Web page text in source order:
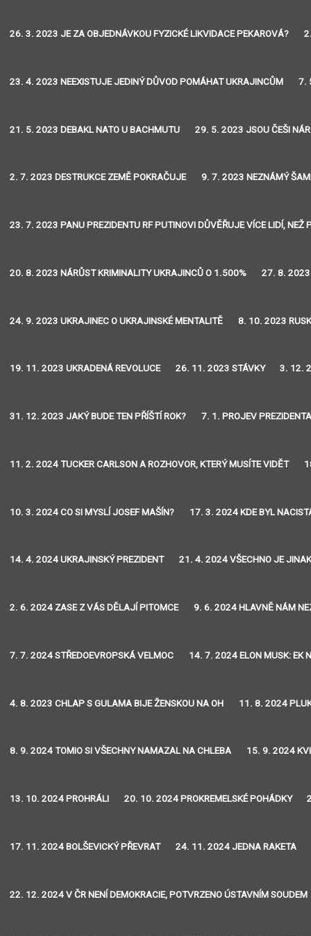
26. 3. 2023 JE ZA OBJEDNÁVKOU FYZICKÉ LIKVIDACE PEKAROVÁ?
23. 4. 2023 NEEXISTUJE JEDINÝ DŮVOD POMÁHAT UKRAJINCŮM 7.
21. 5. 2023 DEBAKL NATO U BACHMUTU 29. 5. 2023 JSOU ČEŠI
2. 7. 2023 DESTRUKCE ZEMĚ POKRAČUJE 9. 7. 2023 NEZNÁMÝ
23. 7. 2023 PANU PREZIDENTU RF PUTINOVI DŮVĚŘUJE VÍCE LIDÍ, NEŽ
20. 8. 2023 NÁRŮST KRIMINALITY UKRAJINCŮ O 1.500% 27. 8. 2023
24. 9. 2023 UKRAJINEC O UKRAJINSKÉ MENTALITĚ 8. 10. 2023
19. 11. 2023 UKRADENÁ REVOLUCE 26. 11. 2023 STÁVKY 3. 12.
31. 12. 2023 JAKÝ BUDE TEN PŘÍŠTÍ ROK? 7. 1. PROJEV
11. 2. 2024 TUCKER CARLSON A ROZHOVOR, KTERÝ MUSÍTE VIDĚT
10. 3. 2024 CO SI MYSLÍ JOSEF MAŠÍN? 17. 3. 2024 KDE BYL
14. 4. 2024 UKRAJINSKÝ PREZIDENT 21. 4. 2024 VŠECHNO JE
2. 6. 2024 ZASE Z VÁS DĚLAJÍ PITOMCE 9. 6. 2024 HLAVNĚ NÁM
7. 7. 2024 STŘEDOEVROPSKÁ VELMOC 14. 7. 2024 ELON MUSK: EK
4. 8. 2023 CHLAP S GULAMA BIJE ŽENSKOU NA OH 11. 8. 2024
8. 9. 2024 TOMIO SI VŠECHNY NAMAZAL NA CHLEBA 15. 9. 2024
13. 10. 2024 PROHRÁLI 20. 10. 2024 PROKREMELSKÉ POHÁDKY
17. 11. 2024 BOLŠEVICKÝ PŘEVRAT 24. 11. 2024 JEDNA RAKETA
22. 12. 2024 V ČR NENÍ DEMOKRACIE, POTVRZENO ÚSTAVNÍM SOUDEM